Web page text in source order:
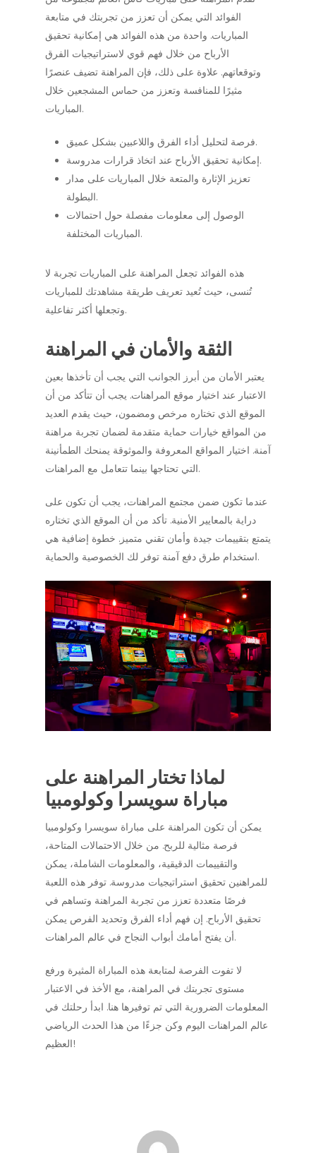
الفوائد التي يمكن أن تعزز من تجربتك في متابعة
المباريات. واحدة من هذه الفوائد هي إمكانية تحقيق
الأرباح من خلال فهم قوي لاستراتيجيات الفرق
وتوقعاتهم. علاوة على ذلك، فإن المراهنة تضيف عنصرًا
مثيرًا للمنافسة وتعزز من حماس المشجعين خلال
المباريات.
فرصة لتحليل أداء الفرق واللاعبين بشكل عميق.
إمكانية تحقيق الأرباح عند اتخاذ قرارات مدروسة.
تعزيز الإثارة والمتعة خلال المباريات على مدار
البطولة.
الوصول إلى معلومات مفصلة حول احتمالات
المباريات المختلفة.
هذه الفوائد تجعل المراهنة على المباريات تجربة لا
تُنسى، حيث تُعيد تعريف طريقة مشاهدتك للمباريات
وتجعلها أكثر تفاعلية.
الثقة والأمان في المراهنة
يعتبر الأمان من أبرز الجوانب التي يجب أن تأخذها بعين
الاعتبار عند اختيار موقع المراهنات. يجب أن تتأكد من أن
الموقع الذي تختاره مرخص ومضمون، حيث يقدم العديد
من المواقع خيارات حماية متقدمة لضمان تجربة مراهنة
آمنة. اختيار المواقع المعروفة والموثوقة يمنحك الطمأنينة
التي تحتاجها بينما تتعامل مع المراهنات.
عندما تكون ضمن مجتمع المراهنات، يجب أن تكون على
دراية بالمعايير الأمنية. تأكد من أن الموقع الذي تختاره
يتمتع بتقييمات جيدة وأمان تقني متميز. خطوة إضافية هي
استخدام طرق دفع آمنة توفر لك الخصوصية والحماية.
لماذا تختار المراهنة على
مباراة سويسرا وكولومبيا
يمكن أن تكون المراهنة على مباراة سويسرا وكولومبيا
فرصة مثالية للربح. من خلال الاحتمالات المتاحة،
والتقييمات الدقيقية، والمعلومات الشاملة، يمكن
للمراهنين تحقيق استراتيجيات مدروسة. توفر هذه اللعبة
فرصًا متعددة تعزز من تجربة المراهنة وتساهم في
تحقيق الأرباح. إن فهم أداء الفرق وتحديد الفرص يمكن
أن يفتح أمامك أبواب النجاح في عالم المراهنات.
لا تفوت الفرصة لمتابعة هذه المباراة المثيرة ورفع
مستوى تجربتك في المراهنة، مع الأخذ في الاعتبار
المعلومات الضرورية التي تم توفيرها هنا. ابدأ رحلتك في
عالم المراهنات اليوم وكن جزءًا من هذا الحدث الرياضي
العظيم!